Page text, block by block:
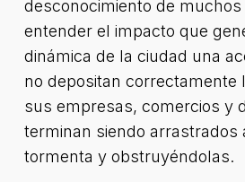
desconocimiento de
entender el impacto que
dinámica de la ciudad una
no depositan correctamente
sus empresas, comercios y
terminan siendo arrastrados
tormenta y obstruyéndolas.